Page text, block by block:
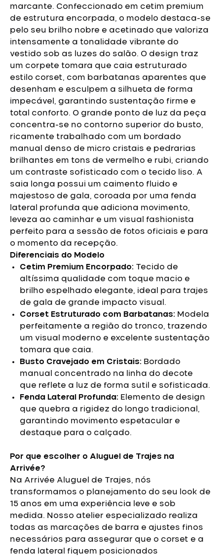
marcante. Confeccionado em cetim premium
de estrutura encorpada, o modelo destaca-se
pelo seu brilho nobre e acetinado que valoriza
intensamente a tonalidade vibrante do
vestido sob as luzes do salão. O design traz
um corpete tomara que caia estruturado
estilo corset, com barbatanas aparentes que
desenham e esculpem a silhueta de forma
impecável, garantindo sustentação firme e
total conforto. O grande ponto de luz da peça
concentra-se no contorno superior do busto,
ricamente trabalhado com um bordado
manual denso de micro cristais e pedrarias
brilhantes em tons de vermelho e rubi, criando
um contraste sofisticado com o tecido liso. A
saia longa possui um caimento fluido e
majestoso de gala, coroada por uma fenda
lateral profunda que adiciona movimento,
leveza ao caminhar e um visual fashionista
perfeito para a sessão de fotos oficiais e para
o momento da recepção.
Diferenciais do Modelo
Cetim Premium Encorpado: Tecido de
altíssima qualidade com toque macio e
brilho espelhado elegante, ideal para trajes
de gala de grande impacto visual.
Corset Estruturado com Barbatanas: Modela
perfeitamente a região do tronco, trazendo
um visual moderno e excelente sustentação
tomara que caia.
Busto Cravejado em Cristais: Bordado
manual concentrado na linha do decote
que reflete a luz de forma sutil e sofisticada.
Fenda Lateral Profunda: Elemento de design
que quebra a rigidez do longo tradicional,
garantindo movimento espetacular e
destaque para o calçado.
Por que escolher o Aluguel de Trajes na
Arrivée?
Na Arrivée Aluguel de Trajes, nós
transformamos o planejamento do seu look de
15 anos em uma experiência leve e sob
medida. Nosso atelier especializado realiza
todas as marcações de barra e ajustes finos
necessários para assegurar que o corset e a
fenda lateral fiquem posicionados